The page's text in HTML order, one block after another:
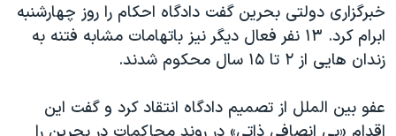
چهل سال گروگان‌گیری
قانون شفافیت دارائی کادر رهبری ایران
اسرائیل در جنگ
خبرگزاری دولتی بحرین گفت دادگاه احکام را روز چهارشنبه
ابرام کرد. ۱۳ نفر فعال دیگر نیز باتهامات مشابه فتنه به
زندان هایی از ۲ تا ۱۵ سال محکوم شدند.
عفو بین الملل از تصمیم دادگاه انتقاد کرد و گفت این